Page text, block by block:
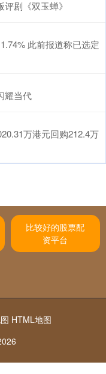
剧《双玉蝉》
此前报道称已选定
耀当代
万港元回购212.4万
比较好的股票配
资平台
HTML地图